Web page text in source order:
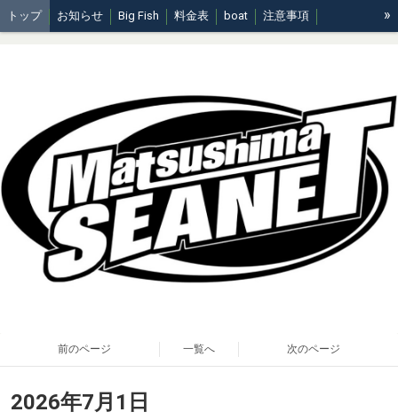
トップ お知らせ Big Fish 料金表 boat 注意事項 »
前のページ 一覧へ 次のページ
2026年7月1日